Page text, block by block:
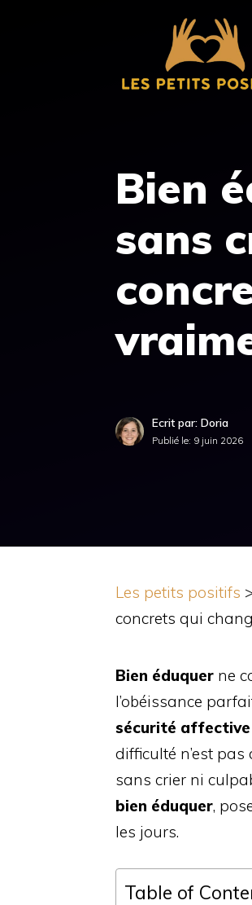
Bien
sans
Ecrit par: Doria
Publié le: 9 juin 2026
Les petits positifs
concrets qui
Bien éduquer ne
l’obéissance
sécurité affective
difficulté n’est
sans crier ni
bien éduquer,
les jours.
Table of